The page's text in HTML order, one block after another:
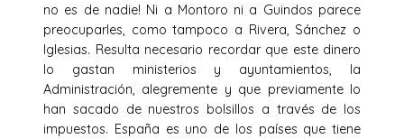
no es de nadie! Ni a Montoro ni a Guindos parece
preocuparles, como tampoco a Rivera, Sánchez o
Iglesias. Resulta necesario recordar que este dinero
lo gastan ministerios y ayuntamientos, la
Administración, alegremente y que previamente lo
han sacado de nuestros bolsillos a través de los
impuestos. España es uno de los países que tiene